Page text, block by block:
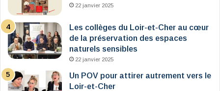
22 janvier 2025
Les collèges du Loir-et-Cher au cœur
de la préservation des espaces
naturels sensibles
22 janvier 2025
Un POV pour attirer autrement vers le
Loir-et-Cher